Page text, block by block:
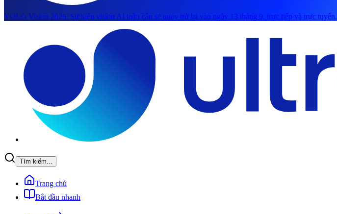
YOLO Vision 2026: Sự kiện vision AI toàn cầu sẽ quay trở lại vào ngày 13 tháng 9, trực tiếp và trực tuyến.
Tìm kiếm...
Trang chủ
Bắt đầu nhanh